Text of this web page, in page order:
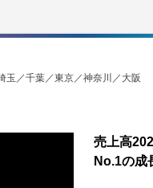
玉／千葉／東京／神奈川／大阪
売上高
No.1の成